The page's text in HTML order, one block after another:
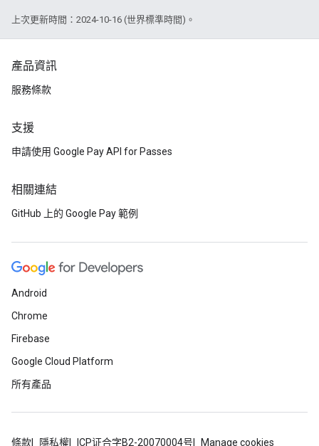
上次更新時間：2024-10-16 (世界標準時間)。
產品資訊
服務條款
支援
申請使用 Google Pay API for Passes
相關連結
GitHub 上的 Google Pay 範例
Android
Chrome
Firebase
Google Cloud Platform
所有產品
條款 隱私權 ICP证合字B2-20070004号 Manage cookies